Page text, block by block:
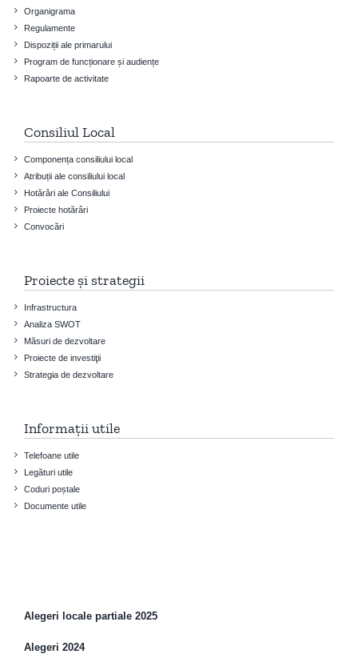
Organigrama
Regulamente
Dispoziții ale primarului
Program de funcționare și audiențe
Rapoarte de activitate
Consiliul Local
Componența consiliului local
Atribuții ale consiliului local
Hotărâri ale Consiliului
Proiecte hotărâri
Convocări
Proiecte și strategii
Infrastructura
Analiza SWOT
Măsuri de dezvoltare
Proiecte de investiţii
Strategia de dezvoltare
Informații utile
Telefoane utile
Legături utile
Coduri poștale
Documente utile
Alegeri locale partiale 2025
Alegeri 2024